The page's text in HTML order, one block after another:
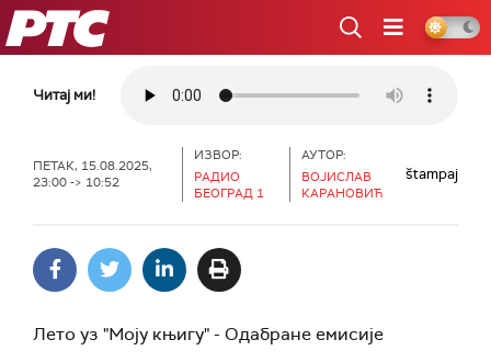
РТС
Читај ми!
ПЕТАК, 15.08.2025,
23:00 -> 10:52
ИЗВОР:
РАДИО
БЕОГРАД 1
АУТОР:
ВОЈИСЛАВ
КАРАНОВИЋ
štampaj
Лето уз "Моју књигу" - Одабране емисије